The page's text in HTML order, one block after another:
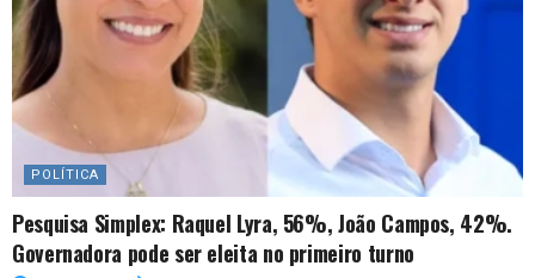
POLÍTICA
Pesquisa Simplex: Raquel Lyra, 56%, João Campos, 42%.
Governadora pode ser eleita no primeiro turno